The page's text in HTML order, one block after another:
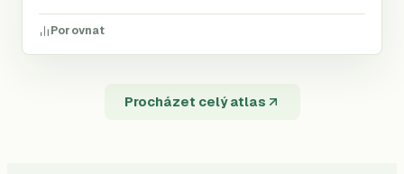
Porovnat
Procházet celý atlas